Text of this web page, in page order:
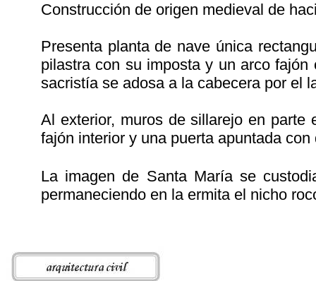
Construcción de origen medieval de
Presenta planta de nave única
pilastra con su imposta y un arco
sacristía se adosa a la cabecera por el
Al exterior, muros de sillarejo en parte
fajón interior y una puerta apuntada
La imagen de Santa María se
permaneciendo en la ermita el nicho